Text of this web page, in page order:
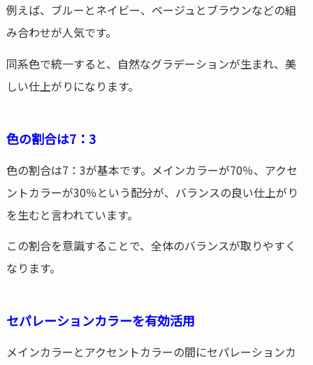
例えば、ブルーとネイビー、ベージュとブラウンなどの組
み合わせが人気です。
同系色で統一すると、自然なグラデーションが生まれ、美
しい仕上がりになります。
色の割合は7：3
色の割合は7：3が基本です。メインカラーが70％、アクセ
ントカラーが30％という配分が、バランスの良い仕上がり
を生むと言われています。
この割合を意識することで、全体のバランスが取りやすく
なります。
セパレーションカラーを有効活用
メインカラーとアクセントカラーの間にセパレーションカ